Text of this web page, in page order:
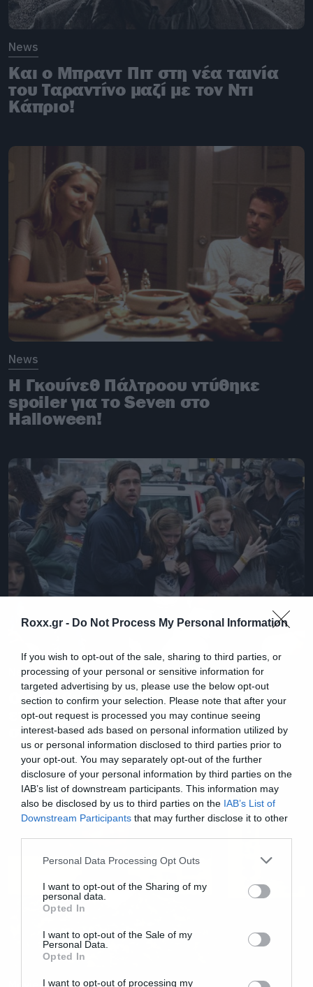
Roxx.gr - Do Not Process My Personal Information
If you wish to opt-out of the sale, sharing to third parties, or
processing of your personal or sensitive information for
targeted advertising by us, please use the below opt-out
section to confirm your selection. Please note that after your
opt-out request is processed you may continue seeing
interest-based ads based on personal information utilized by
us or personal information disclosed to third parties prior to
your opt-out. You may separately opt-out of the further
disclosure of your personal information by third parties on the
IAB’s list of downstream participants. This information may
also be disclosed by us to third parties on the IAB’s List of
Downstream Participants that may further disclose it to other
Please note that this website/app uses one or more Google
not limited to your visit or usage behaviour. You may click to
grant or deny consent to Google and its third-party tags to
use your data for below specified purposes in below Google
consent section.
Personal Data Processing Opt Outs
I want to opt-out of the Sharing of my
personal data.
Opted In
I want to opt-out of the Sale of my
Personal Data.
Opted In
I want to opt-out of processing my
News
Και ο Μπραντ Πιτ στη νέα ταινία
του Ταραντίνο μαζί με τον Ντι
Κάπριο!
News
Η Γκουίνεθ Πάλτροου ντύθηκε
spoiler για το Seven στο
Halloween!
News
Ο Ντέιβιντ Φίντσερ είναι και
επίσημα ο σκηνοθέτης της
συνέχειας του World War Z